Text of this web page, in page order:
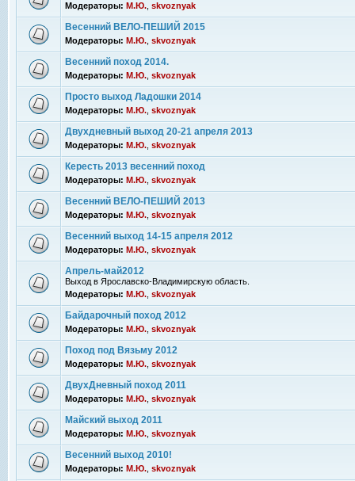
Модераторы: М.Ю. skvoznyak
Весенний ВЕЛО-ПЕШИЙ 2015
Модераторы: М.Ю. skvoznyak
Весенний поход 2014.
Модераторы: М.Ю. skvoznyak
Просто выход Ладошки 2014
Модераторы: М.Ю. skvoznyak
Двухдневный выход 20-21 апреля 2013
Модераторы: М.Ю. skvoznyak
Кересть 2013 весенний поход
Модераторы: М.Ю. skvoznyak
Весенний ВЕЛО-ПЕШИЙ 2013
Модераторы: М.Ю. skvoznyak
Весенний выход 14-15 апреля 2012
Модераторы: М.Ю. skvoznyak
Апрель-май2012
Выход в Ярославско-Владимирскую область.
Модераторы: М.Ю. skvoznyak
Байдарочный поход 2012
Модераторы: М.Ю. skvoznyak
Поход под Вязьму 2012
Модераторы: М.Ю. skvoznyak
ДвухДневный поход 2011
Модераторы: М.Ю. skvoznyak
Майский выход 2011
Модераторы: М.Ю. skvoznyak
Весенний выход 2010!
Модераторы: М.Ю. skvoznyak